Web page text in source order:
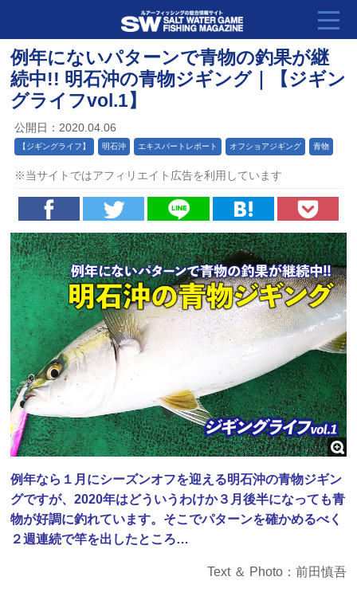
例年にないパターンで青物の釣果が継
続中!! 明石沖の青物ジギング｜【ジギン
グライフvol.1】
公開日：2020.04.06
【ジギングライフ】 明石沖 エキスパートレポート オフショアジギング 青物
※当サイトではアフィリエイト広告を利用しています
例年なら１月にシーズンオフを迎える明石沖の青物ジギン
グですが、2020年はどういうわけか３月後半になっても青
物が好調に釣れています。そこでパターンを確かめるべく
２週連続で竿を出したところ…
Text ＆ Photo：前田慎吾